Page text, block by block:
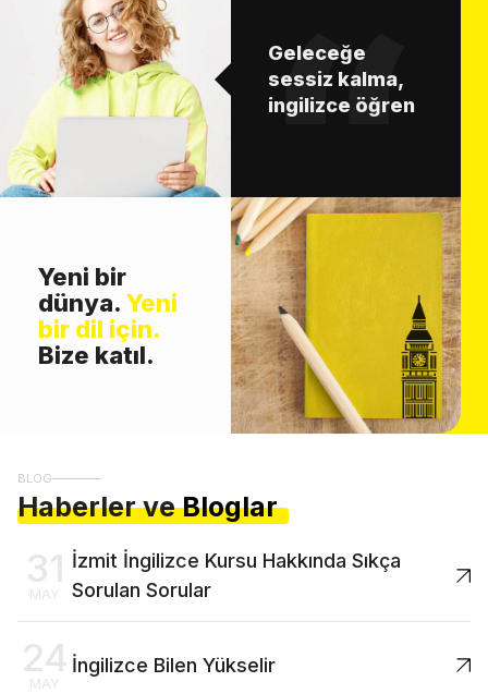
Geleceğe
sessiz kalma,
ingilizce öğren
Yeni bir
dünya. Yeni
bir dil için.
Bize katıl.
BLOG
Haberler ve Bloglar
31
MAY
İzmit İngilizce Kursu Hakkında Sıkça
Sorulan Sorular
24
MAY
İngilizce Bilen Yükselir